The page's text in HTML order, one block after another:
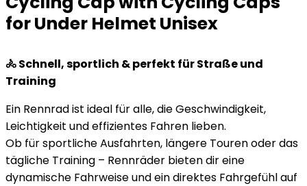
for Under Helmet Unisex
🚴 Schnell, sportlich & perfekt für Straße und
Training
Ein Rennrad ist ideal für alle, die Geschwindigkeit,
Leichtigkeit und effizientes Fahren lieben.
Ob für sportliche Ausfahrten, längere Touren oder das
tägliche Training – Rennräder bieten dir eine
dynamische Fahrweise und ein direktes Fahrgefühl auf